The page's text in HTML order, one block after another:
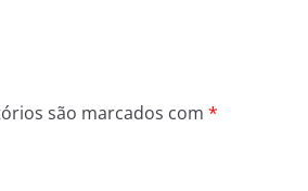
são marcados com *